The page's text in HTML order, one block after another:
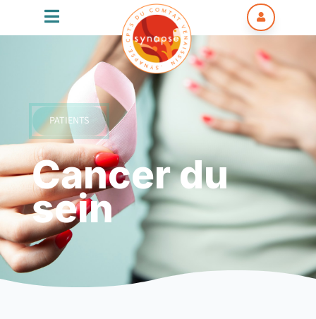
 
PATIENTS
Cancer du
sein